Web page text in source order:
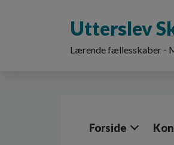
Utterslev
Lærende fællesskaber -
Forside